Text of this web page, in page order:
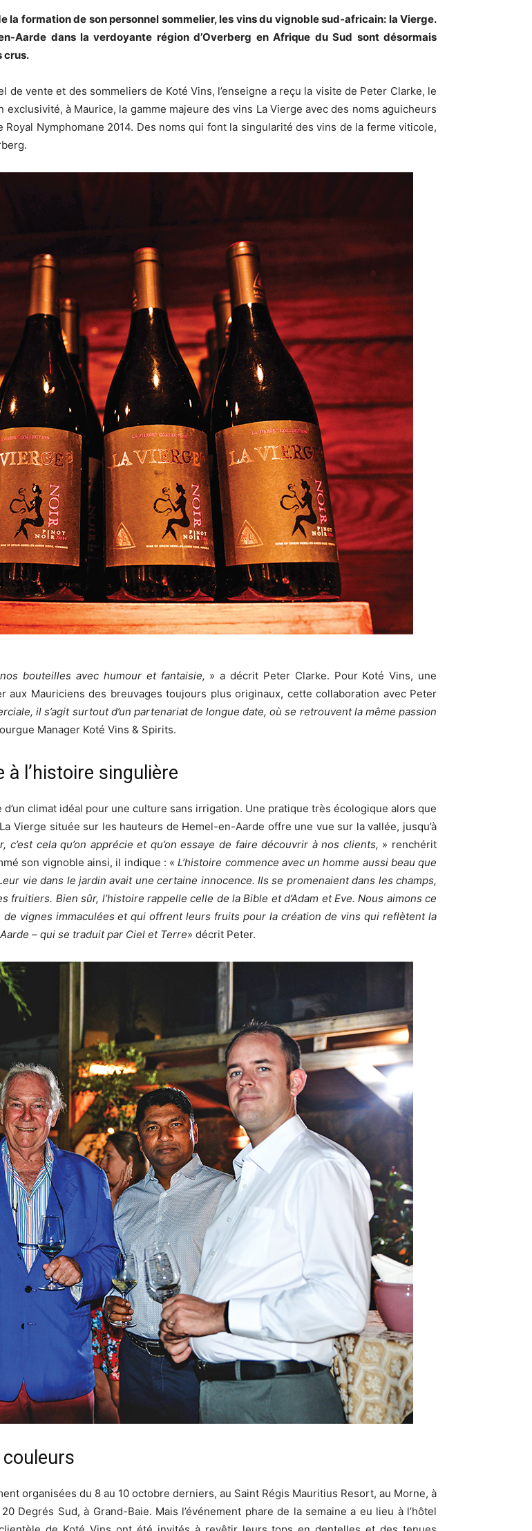
la formation de son personnel sommelier, les vins du vignoble sud-africain: la Vierge.
Aarde dans la verdoyante région d’Overberg en Afrique du Sud sont désormais
crus.
vente et des sommeliers de Koté Vins, l’enseigne a reçu la visite de Peter Clarke, le
à Maurice, la gamme majeure des vins La Vierge avec des noms aguicheurs
Nymphomane 2014. Des noms qui font la singularité des vins de la ferme viticole,
bouteilles avec humour et fantaisie, » a décrit Peter Clarke. Pour Koté Vins, une
Mauriciens des breuvages toujours plus originaux, cette collaboration avec Peter
il s’agit surtout d’un partenariat de longue date, où se retrouvent la même passion
Manager Koté Vins & Spirits.
à l’histoire singulière
climat idéal pour une culture sans irrigation. Une pratique très écologique alors que
Vierge située sur les hauteurs de Hemel-en-Aarde offre une vue sur la vallée, jusqu’à
cela qu’on apprécie et qu’on essaye de faire découvrir à nos clients, » renchérit
son vignoble ainsi, il indique : «L’histoire commence avec un homme aussi beau que
vie dans le jardin avait une certaine innocence. Ils se promenaient dans les champs,
Bien sûr, l’histoire rappelle celle de la Bible et d’Adam et Eve. Nous aimons ce
de vignes immaculées et qui offrent leurs fruits pour la création de vins qui reflètent la
– qui se traduit par Ciel et Terre» décrit Peter.
organisées du 8 au 10 octobre derniers, au Saint Régis Mauritius Resort, au Morne, à
Degrés Sud, à Grand-Baie. Mais l’événement phare de la semaine a eu lieu à l’hôtel